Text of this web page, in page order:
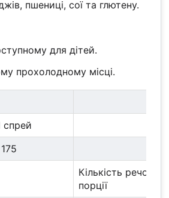
пшениці, сої та глютену.
для дітей.
прохолодному місці.
спрей
Кількість
порції